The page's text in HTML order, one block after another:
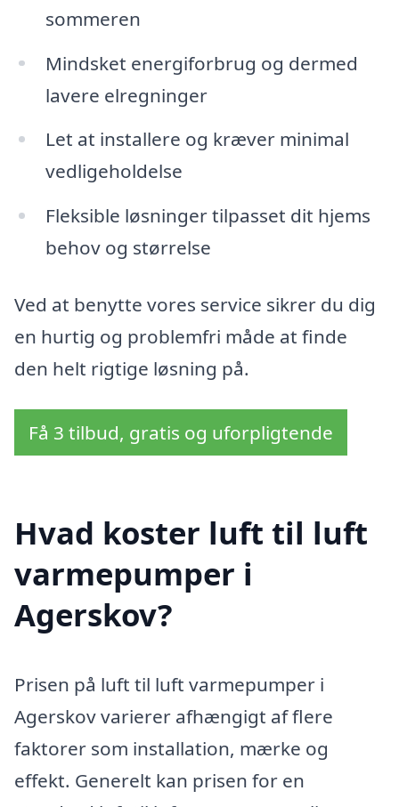
sommeren
Mindsket energiforbrug og dermed
lavere elregninger
Let at installere og kræver minimal
vedligeholdelse
Fleksible løsninger tilpasset dit hjems
behov og størrelse
Ved at benytte vores service sikrer du dig
en hurtig og problemfri måde at finde
den helt rigtige løsning på.
Få 3 tilbud, gratis og uforpligtende
Hvad koster luft til luft
varmepumper i
Agerskov?
Prisen på luft til luft varmepumper i
Agerskov varierer afhængigt af flere
faktorer som installation, mærke og
effekt. Generelt kan prisen for en